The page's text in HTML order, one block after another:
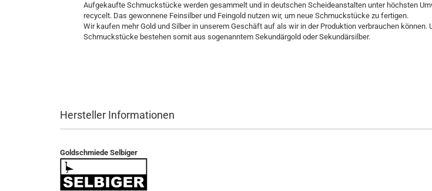
Aufgekaufte Schmuckstücke werden gesammelt und in deutschen Scheideanstalten unter höchsten
recycelt. Das gewonnene Feinsilber und Feingold nutzen wir, um neue Schmuckstücke zu fertigen.
Wir kaufen mehr Gold und Silber in unserem Geschäft auf als wir in der Produktion verbrauchen können.
Schmuckstücke bestehen somit aus sogenanntem Sekundärgold oder Sekundärsilber.
Hersteller Informationen
Goldschmiede Selbiger